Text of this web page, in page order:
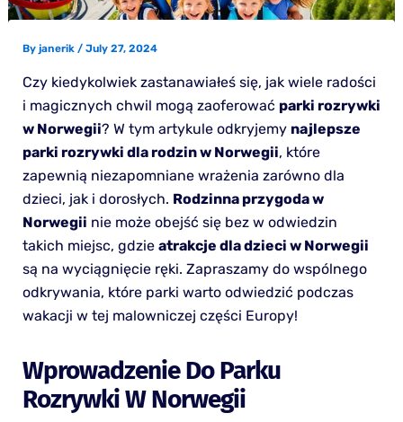
By janerik / July 27, 2024
Czy kiedykolwiek zastanawiałeś się, jak wiele radości
i magicznych chwil mogą zaoferować parki rozrywki
w Norwegii? W tym artykule odkryjemy najlepsze
parki rozrywki dla rodzin w Norwegii, które
zapewnią niezapomniane wrażenia zarówno dla
dzieci, jak i dorosłych. Rodzinna przygoda w
Norwegii nie może obejść się bez w odwiedzin
takich miejsc, gdzie atrakcje dla dzieci w Norwegii
są na wyciągnięcie ręki. Zapraszamy do wspólnego
odkrywania, które parki warto odwiedzić podczas
wakacji w tej malowniczej części Europy!
Wprowadzenie Do Parku
Rozrywki W Norwegii